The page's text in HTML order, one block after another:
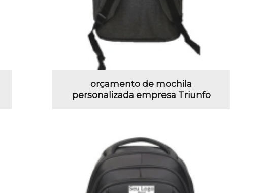
orçamento de mochila
personalizada empresa Triunfo